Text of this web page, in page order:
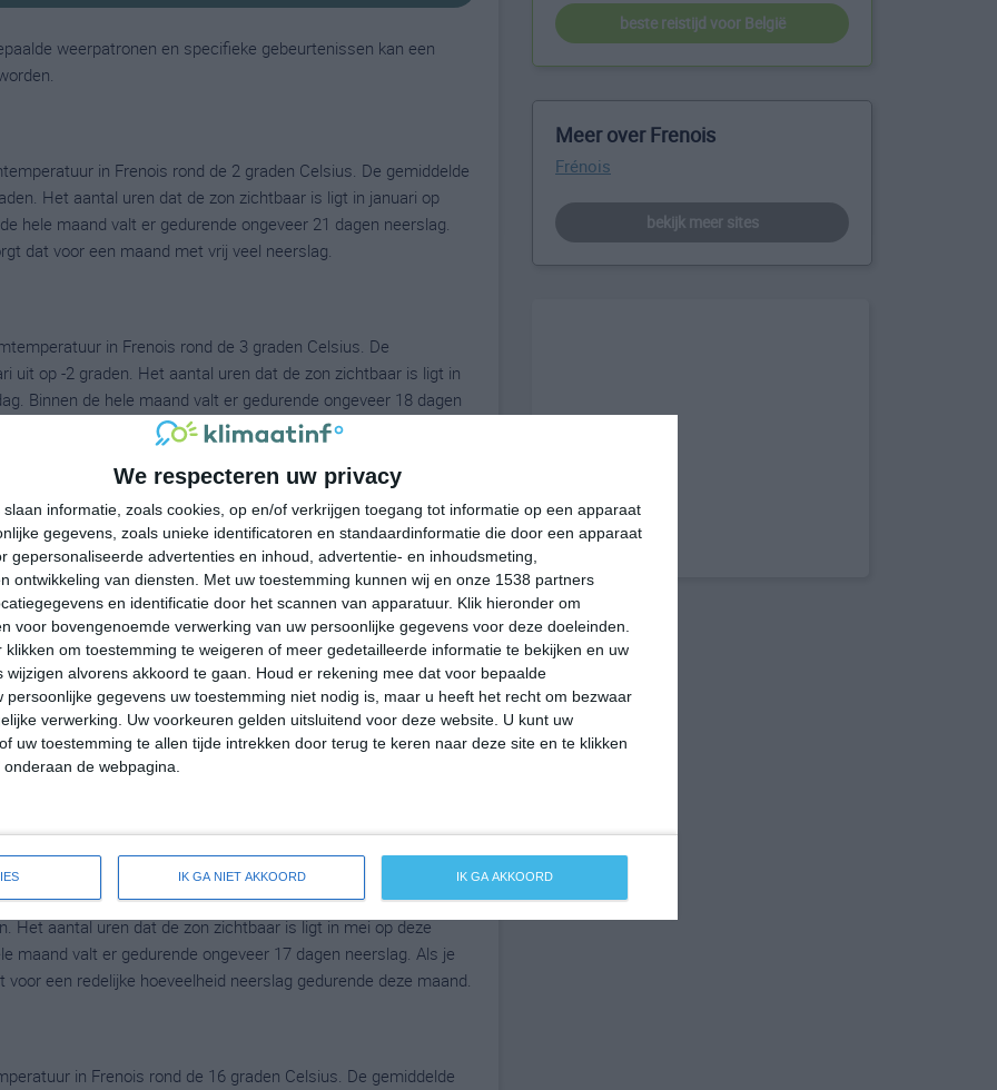
We respecteren uw privacy
slaan informatie, zoals cookies, op en/of verkrijgen toegang tot informatie op een apparaat
gegevens, zoals unieke identificatoren en standaardinformatie die door een apparaat
gepersonaliseerde advertenties en inhoud, advertentie- en inhoudsmeting,
ontwikkeling van diensten.
Met uw toestemming kunnen wij en onze 1538 partners
en identificatie door het scannen van apparatuur. Klik hieronder om
voor bovengenoemde verwerking van uw persoonlijke gegevens voor deze doeleinden.
klikken om toestemming te weigeren of meer gedetailleerde informatie te bekijken en uw
alvorens akkoord te gaan.
Houd er rekening mee dat voor bepaalde
persoonlijke gegevens uw toestemming niet nodig is, maar u heeft het recht om bezwaar
verwerking. Uw voorkeuren gelden uitsluitend voor deze website. U kunt uw
uw toestemming te allen tijde intrekken door terug te keren naar deze site en te klikken
de webpagina.
IK GA NIET AKKOORD IK GA AKKOORD
weerpatronen en specifieke gebeurtenissen kan een
in Frenois rond de 2 graden Celsius. De gemiddelde
Het aantal uren dat de zon zichtbaar is ligt in januari op
hele maand valt er gedurende ongeveer 21 dagen neerslag.
dat voor een maand met vrij veel neerslag.
in Frenois rond de 3 graden Celsius. De
uit op -2 graden. Het aantal uren dat de zon zichtbaar is ligt in
Binnen de hele maand valt er gedurende ongeveer 18 dagen
dan zorgt dat voor een redelijke hoeveelheid neerslag
in Frenois rond de 5 graden Celsius. De gemiddelde
Het aantal uren dat de zon zichtbaar is ligt in maart op deze
maand valt er gedurende ongeveer 19 dagen neerslag. Als je
voor een maand met vrij veel neerslag.
in Frenois rond de 9 graden Celsius. De gemiddelde
Het aantal uren dat de zon zichtbaar is ligt in april op deze
maand valt er gedurende ongeveer 15 dagen neerslag. Als je
een redelijke hoeveelheid neerslag gedurende deze maand.
in Frenois rond de 13 graden Celsius. De gemiddelde
Het aantal uren dat de zon zichtbaar is ligt in mei op deze
maand valt er gedurende ongeveer 17 dagen neerslag. Als je
een redelijke hoeveelheid neerslag gedurende deze maand.
in Frenois rond de 16 graden Celsius. De gemiddelde
beste reistijd voor België
Meer over Frenois
Frénois
bekijk meer sites